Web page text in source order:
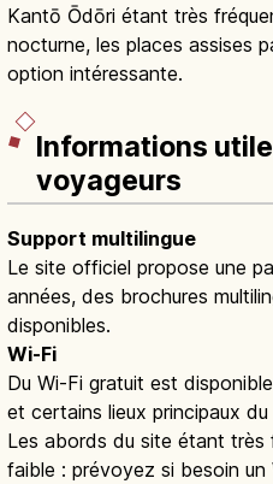
Kantō Ōdōri étant très
nocturne, les places assises
option intéressante.
Informations
voyageurs
Support multilingue
Le site officiel propose une
années, des brochures
disponibles.
Wi-Fi
Du Wi-Fi gratuit est
et certains lieux principaux
Les abords du site étant très
faible : prévoyez si besoin un